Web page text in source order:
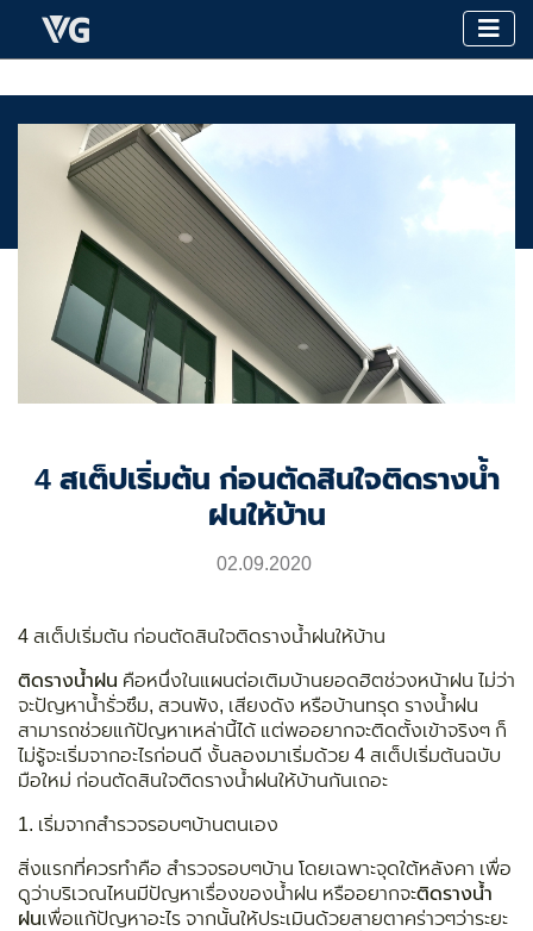
4 สเต็ปเริ่มต้น ก่อนตัดสินใจติดรางน้ำ
ฝนให้บ้าน
02.09.2020
4 สเต็ปเริ่มต้น ก่อนตัดสินใจติดรางน้ำฝนให้บ้าน
ติดรางน้ำฝน คือหนึ่งในแผนต่อเติมบ้านยอดฮิตช่วงหน้าฝน ไม่ว่า
จะปัญหาน้ำรั่วซึม, สวนพัง, เสียงดัง หรือบ้านทรุด รางน้ำฝน
สามารถช่วยแก้ปัญหาเหล่านี้ได้ แต่พออยากจะติดตั้งเข้าจริงๆ ก็
ไม่รู้จะเริ่มจากอะไรก่อนดี งั้นลองมาเริ่มด้วย 4 สเต็ปเริ่มต้นฉบับ
มือใหม่ ก่อนตัดสินใจติดรางน้ำฝนให้บ้านกันเถอะ
1. เริ่มจากสำรวจรอบๆบ้านตนเอง
สิ่งแรกที่ควรทำคือ สำรวจรอบๆบ้าน โดยเฉพาะจุดใต้หลังคา เพื่อ
ดูว่าบริเวณไหนมีปัญหาเรื่องของน้ำฝน หรืออยากจะติดรางน้ำ
ฝนเพื่อแก้ปัญหาอะไร จากนั้นให้ประเมินด้วยสายตาคร่าวๆว่าระยะ